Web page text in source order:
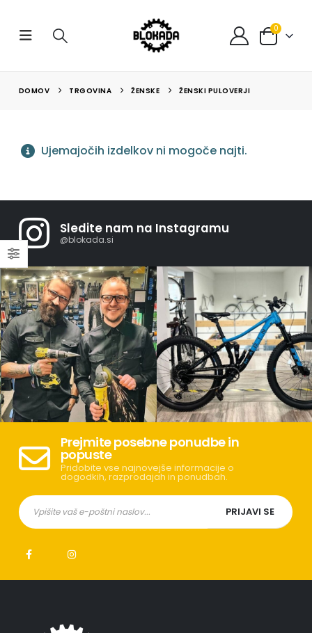
0
DOMOV TRGOVINA ŽENSKE ŽENSKI PULOVERJI
Ujemajočih izdelkov ni mogoče najti.
Sledite nam na Instagramu
@blokada.si
Prejmite posebne ponudbe in
popuste
Pridobite vse najnovejše informacije o
dogodkih, razprodajah in ponudbah.